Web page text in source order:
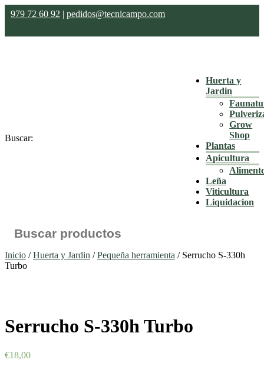
979 72 60 92 | pedidos@tecnicampo.com
Huerta y
Jardin
Grow
Shop
Plantas
Apicultura
Leña
Viticultura
Liquidacion
Buscar:
Inicio /Huerta y Jardin /Pequeña herramienta / Serrucho S-330h
Turbo
Serrucho S-330h Turbo
€18,00